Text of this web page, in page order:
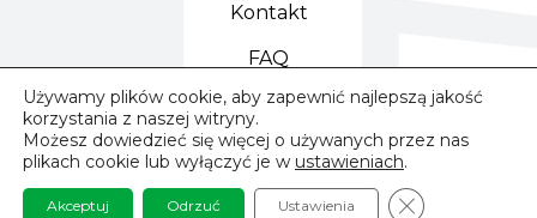
Kontakt
FAQ
© 2024 – 2026 Beditom
Używamy plików cookie, aby zapewnić najlepszą jakość
korzystania z naszej witryny.
Możesz dowiedzieć się więcej o używanych przez nas
plikach cookie lub wyłączyć je w ustawieniach.
Akceptuj Odrzuć Ustawienia Zamknij baner